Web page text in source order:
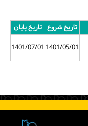
تاریخ شروع تاریخ پایان
1401/05/01
1401/07/01